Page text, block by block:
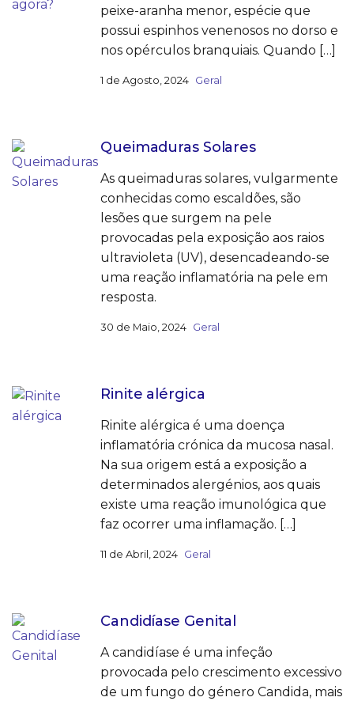
peixe-aranha menor, espécie que
possui espinhos venenosos no dorso e
nos opérculos branquiais. Quando […]
1 de Agosto, 2024 Geral
Queimaduras Solares
As queimaduras solares, vulgarmente
conhecidas como escaldões, são
lesões que surgem na pele
provocadas pela exposição aos raios
ultravioleta (UV), desencadeando-se
uma reação inflamatória na pele em
resposta.
30 de Maio, 2024 Geral
Rinite alérgica
Rinite alérgica é uma doença
inflamatória crónica da mucosa nasal.
Na sua origem está a exposição a
determinados alergénios, aos quais
existe uma reação imunológica que
faz ocorrer uma inflamação. […]
11 de Abril, 2024 Geral
Candidíase Genital
A candidíase é uma infeção
provocada pelo crescimento excessivo
de um fungo do género Candida, mais